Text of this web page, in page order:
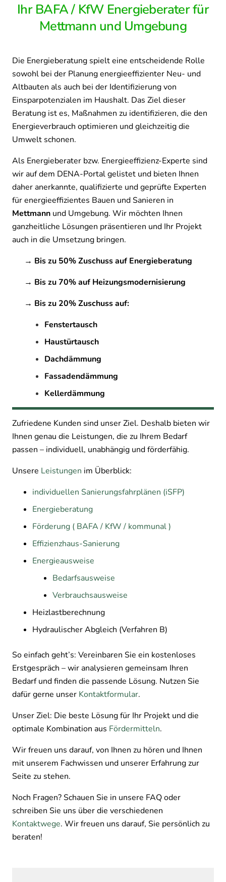
Ihr BAFA / KfW Energieberater für
Mettmann und Umgebung
Die Energieberatung spielt eine entscheidende Rolle
sowohl bei der Planung energieeffizienter Neu- und
Altbauten als auch bei der Identifizierung von
Einsparpotenzialen im Haushalt. Das Ziel dieser
Beratung ist es, Maßnahmen zu identifizieren, die den
Energieverbrauch optimieren und gleichzeitig die
Umwelt schonen.
Als Energieberater bzw. Energieeffizienz-Experte sind
wir auf dem DENA-Portal gelistet und bieten Ihnen
daher anerkannte, qualifizierte und geprüfte Experten
für energieeffizientes Bauen und Sanieren in
Mettmann und Umgebung. Wir möchten Ihnen
ganzheitliche Lösungen präsentieren und Ihr Projekt
auch in die Umsetzung bringen.
→ Bis zu 50% Zuschuss auf Energieberatung
→ Bis zu 70% auf Heizungsmodernisierung
→ Bis zu 20% Zuschuss auf:
Fenstertausch
Haustürtausch
Dachdämmung
Fassadendämmung
Kellerdämmung
Zufriedene Kunden sind unser Ziel. Deshalb bieten wir
Ihnen genau die Leistungen, die zu Ihrem Bedarf
passen – individuell, unabhängig und förderfähig.
Unsere Leistungen im Überblick:
individuellen Sanierungsfahrplänen (iSFP)
Energieberatung
Förderung ( BAFA / KfW / kommunal )
Effizienzhaus-Sanierung
Energieausweise
Bedarfsausweise
Verbrauchsausweise
Heizlastberechnung
Hydraulischer Abgleich (Verfahren B)
So einfach geht’s: Vereinbaren Sie ein kostenloses
Erstgespräch – wir analysieren gemeinsam Ihren
Bedarf und finden die passende Lösung. Nutzen Sie
dafür gerne unser Kontaktformular.
Unser Ziel: Die beste Lösung für Ihr Projekt und die
optimale Kombination aus Fördermitteln.
Wir freuen uns darauf, von Ihnen zu hören und Ihnen
mit unserem Fachwissen und unserer Erfahrung zur
Seite zu stehen.
Noch Fragen? Schauen Sie in unsere FAQ oder
schreiben Sie uns über die verschiedenen
Kontaktwege. Wir freuen uns darauf, Sie persönlich zu
beraten!